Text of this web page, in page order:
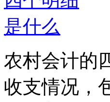
农村会计的
收支情况，